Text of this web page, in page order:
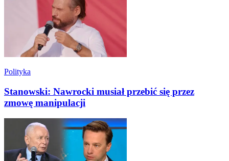
Polityka
Stanowski: Nawrocki musiał przebić się przez
zmowę manipulacji